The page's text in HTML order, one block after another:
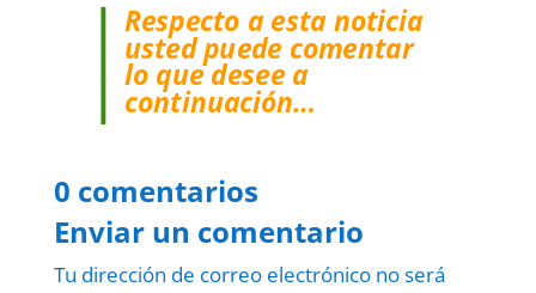
Respecto a esta noticia
usted puede comentar
lo que desee a
continuación…
0 comentarios
Enviar un comentario
Tu dirección de correo electrónico no será